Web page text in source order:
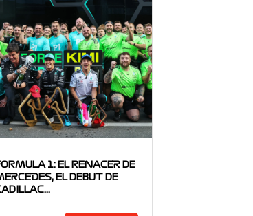
1: EL RENACER DE
EL DEBUT DE